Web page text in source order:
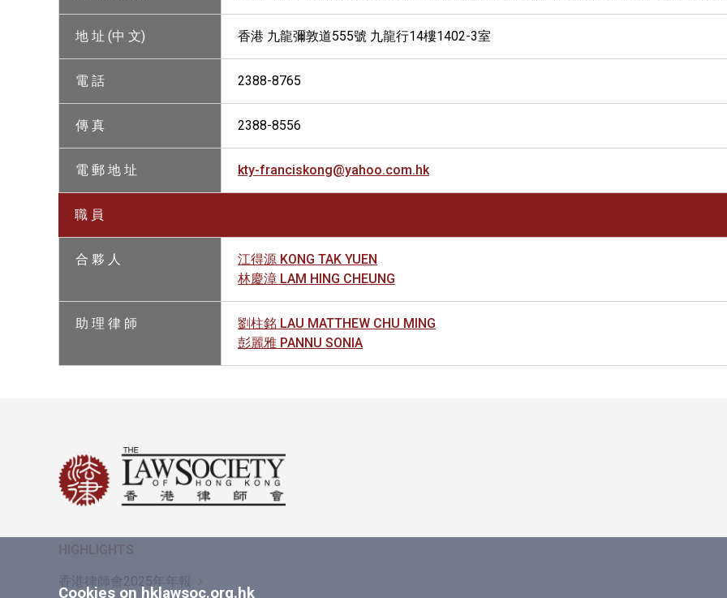
地 址 (中 文) 香港 九龍彌敦道555號 九龍行14樓1402-3室
電 話 2388-8765
傳 真 2388-8556
電 郵 地 址 kty-franciskong@yahoo.com.hk
職 員
合 夥 人
江得源 KONG TAK YUEN
林慶漳 LAM HING CHEUNG
助 理 律 師
劉柱銘 LAU MATTHEW CHU MING
彭麗雅 PANNU SONIA
Cookies on hklawsoc.org.hk
香港律師會2025年年報